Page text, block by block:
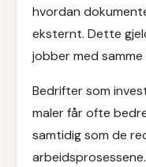
hvordan
eksternt. Dette
jobber med
Bedrifter som
maler får ofte
samtidig som de
arbeidsprosessene.